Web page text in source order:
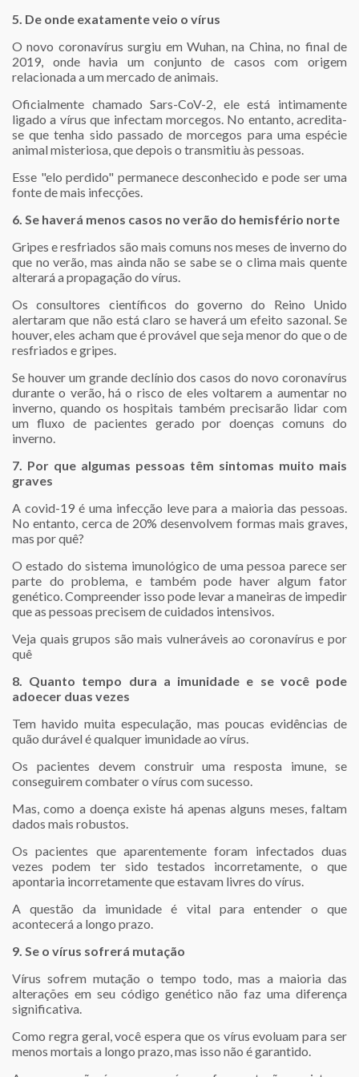
5. De onde exatamente veio o vírus
O novo coronavírus surgiu em Wuhan, na China, no final de
2019, onde havia um conjunto de casos com origem
relacionada a um mercado de animais.
Oficialmente chamado Sars-CoV-2, ele está intimamente
ligado a vírus que infectam morcegos. No entanto, acredita-
se que tenha sido passado de morcegos para uma espécie
animal misteriosa, que depois o transmitiu às pessoas.
Esse "elo perdido" permanece desconhecido e pode ser uma
fonte de mais infecções.
6. Se haverá menos casos no verão do hemisfério norte
Gripes e resfriados são mais comuns nos meses de inverno do
que no verão, mas ainda não se sabe se o clima mais quente
alterará a propagação do vírus.
Os consultores científicos do governo do Reino Unido
alertaram que não está claro se haverá um efeito sazonal. Se
houver, eles acham que é provável que seja menor do que o de
resfriados e gripes.
Se houver um grande declínio dos casos do novo coronavírus
durante o verão, há o risco de eles voltarem a aumentar no
inverno, quando os hospitais também precisarão lidar com
um fluxo de pacientes gerado por doenças comuns do
inverno.
7. Por que algumas pessoas têm sintomas muito mais
graves
A covid-19 é uma infecção leve para a maioria das pessoas.
No entanto, cerca de 20% desenvolvem formas mais graves,
mas por quê?
O estado do sistema imunológico de uma pessoa parece ser
parte do problema, e também pode haver algum fator
genético. Compreender isso pode levar a maneiras de impedir
que as pessoas precisem de cuidados intensivos.
Veja quais grupos são mais vulneráveis ao coronavírus e por
quê
8. Quanto tempo dura a imunidade e se você pode
adoecer duas vezes
Tem havido muita especulação, mas poucas evidências de
quão durável é qualquer imunidade ao vírus.
Os pacientes devem construir uma resposta imune, se
conseguirem combater o vírus com sucesso.
Mas, como a doença existe há apenas alguns meses, faltam
dados mais robustos.
Os pacientes que aparentemente foram infectados duas
vezes podem ter sido testados incorretamente, o que
apontaria incorretamente que estavam livres do vírus.
A questão da imunidade é vital para entender o que
acontecerá a longo prazo.
9. Se o vírus sofrerá mutação
Vírus sofrem mutação o tempo todo, mas a maioria das
alterações em seu código genético não faz uma diferença
significativa.
Como regra geral, você espera que os vírus evoluam para ser
menos mortais a longo prazo, mas isso não é garantido.